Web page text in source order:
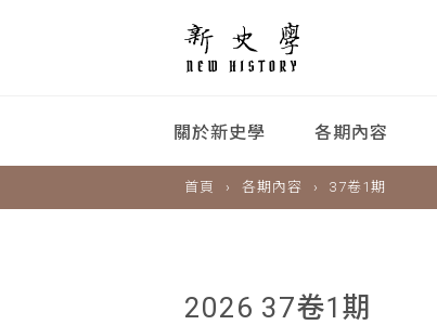
關於新史學 各期內容
首頁 各期內容 37卷1期
2026 37卷1期